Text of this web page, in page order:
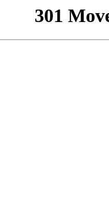
301